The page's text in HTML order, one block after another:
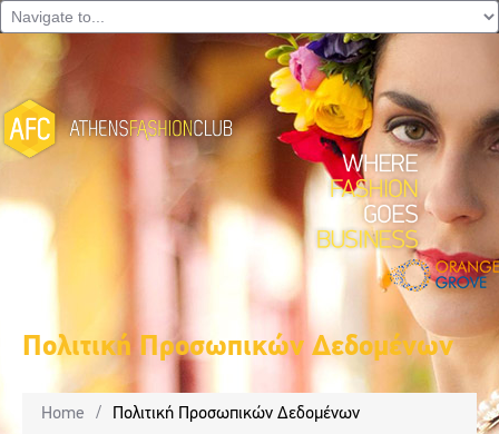
Πολιτική Προσωπικών Δεδομένων
Home / Πολιτική Προσωπικών Δεδομένων